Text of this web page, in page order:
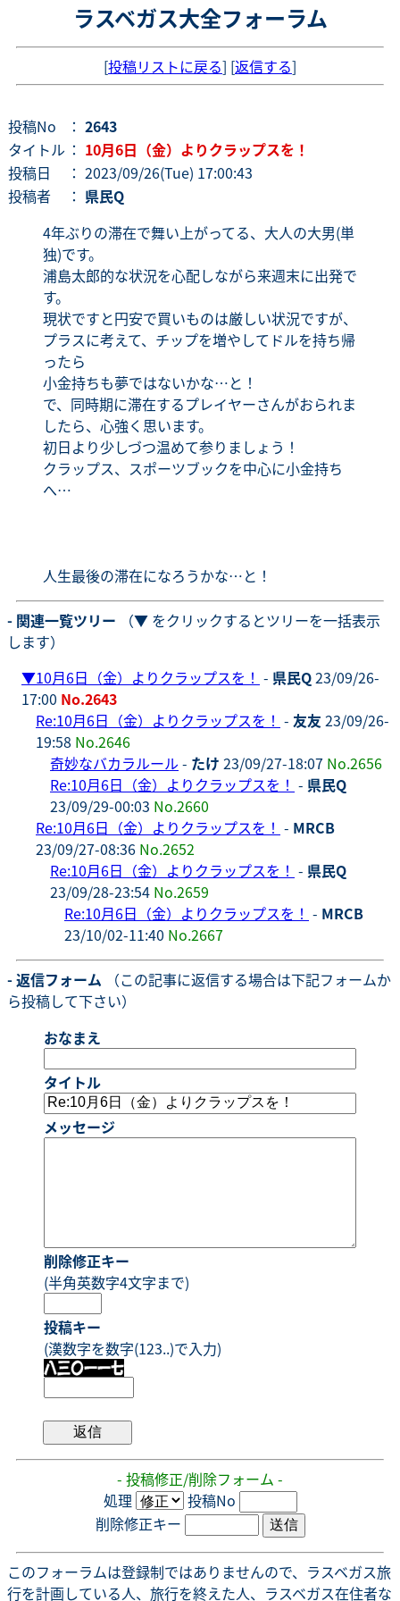
ラスベガス大全フォーラム
[投稿リストに戻る] [返信する]
投稿No ： 2643
タイトル ： 10月6日（金）よりクラップスを！
投稿日
： 2023/09/26(Tue) 17:00:43
投稿者
： 県民Q
4年ぶりの滞在で舞い上がってる、大人の大男(単
独)です。
浦島太郎的な状況を心配しながら来週末に出発で
す。
現状ですと円安で買いものは厳しい状況ですが、
プラスに考えて、チップを増やしてドルを持ち帰
ったら
小金持ちも夢ではないかな…と！
で、同時期に滞在するプレイヤーさんがおられま
したら、心強く思います。
初日より少しづつ温めて参りましょう！
クラップス、スポーツブックを中心に小金持ち
へ…
人生最後の滞在になろうかな…と！
- 関連一覧ツリー （▼ をクリックするとツリーを一括表示
します）
▼10月6日（金）よりクラップスを！ - 県民Q23/09/26-
17:00 No.2643
Re:10月6日（金）よりクラップスを！ - 友友 23/09/26-
19:58 No.2646
奇妙なバカラルール - たけ 23/09/27-18:07 No.2656
Re:10月6日（金）よりクラップスを！ - 県民Q
23/09/29-00:03 No.2660
Re:10月6日（金）よりクラップスを！ - MRCB
23/09/27-08:36 No.2652
Re:10月6日（金）よりクラップスを！ - 県民Q
23/09/28-23:54 No.2659
Re:10月6日（金）よりクラップスを！ - MRCB
23/10/02-11:40 No.2667
- 返信フォーム （この記事に返信する場合は下記フォームか
ら投稿して下さい）
おなまえ
タイトル
メッセージ
削除修正キー
(半角英数字4文字まで)
投稿キー
(漢数字を数字(123..)で入力)
- 投稿修正/削除フォーム -
処理
投稿No
削除修正キー
このフォーラムは登録制ではありませんので、ラスベガス旅
行を計画している人、旅行を終えた人、ラスベガス在住者な